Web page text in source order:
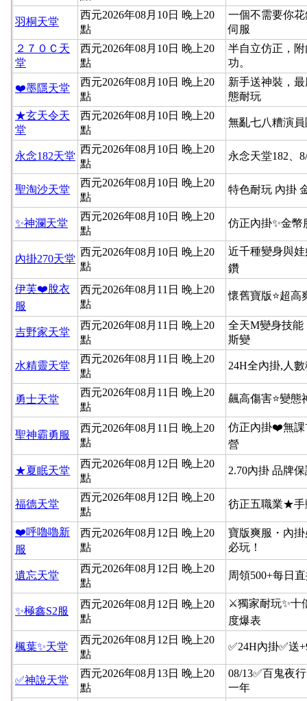
羽桐天堂
西元2026年08月10日 晚上20
點
一個不需要你
伺服
２７０Ｃ天
堂
西元2026年08月10日 晚上20
點
半自立仿正，
功。
❤️墨隱天堂
西元2026年08月10日 晚上20
點
新手送神裝，
態耐玩
★玄天令天
堂
西元2026年08月10日 晚上20
點
無亂七八糟演
永念182天堂
西元2026年08月10日 晚上20
點
永念天堂182、
聖淘沙天堂
西元2026年08月10日 晚上20
點
特色耐玩 內掛
✨神瀾天堂
西元2026年08月10日 晚上20
點
仿正內掛✨金幣
內掛270天堂
西元2026年08月10日 晚上20
點
近千種變身與
鑽
伊芙❤️脫衣
服
西元2026年08月11日 晚上20
點
懷舊寶版⭐超高
吉野家天堂
西元2026年08月11日 晚上20
點
全天M變身技能
斯變
水精靈天堂
西元2026年08月11日 晚上20
點
24H全內掛,人
勇士天堂
西元2026年08月11日 晚上20
點
飆高傷害⭐變態
聖神霸勇服
西元2026年08月11日 晚上20
點
仿正內掛❤️無
營
★夏眠天堂
西元2026年08月12日 晚上20
點
2.70內掛 品牌
福德天堂
西元2026年08月12日 晚上20
點
彷正五職業★手
❤️呼嚕嚕新
服
西元2026年08月12日 晚上20
點
寶版爽服・內
必玩！
遺忘天堂
西元2026年08月12日 晚上20
點
周領500+每日
✨極鑫S2服
西元2026年08月12日 晚上20
點
⚔️獨家耐玩✨
度爆表
楓葉✨天堂
西元2026年08月12日 晚上20
點
✅24H內掛✅送
✅神說天堂
西元2026年08月13日 晚上20
點
08/13✅百鬼夜
一年